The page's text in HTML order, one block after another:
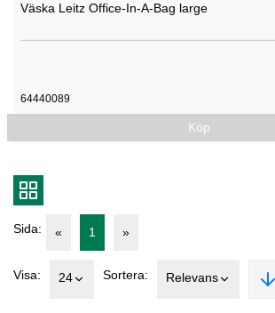
Väska Leitz Office-In-A-Bag large
64440089
Köp
Sida: « 1 »
Visa: 24 Sortera: Relevans